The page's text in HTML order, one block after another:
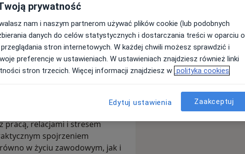
lepiej poznać siebie. Chcą
tego, co w nich żywe.
autentyczny kontakt oraz
w procesie odkrywania siebie.
Czasem potrzeba tylko
biznesowym
pracą, relacjami i stresem
spojrzeniem
w życiu zawodowym, jak i
prywatność
nam i naszym partnerom używać plików cookie (lub podobnych
danych do celów statystycznych i dostarczania treści w oparciu o
stron internetowych. W każdej chwili możesz sprawdzić i
preferencje w ustawieniach. W ustawieniach znajdziesz również linki
stron trzecich. Więcej informacji znajdziesz w polityka cookies
Edytuj ustawienia Zaakceptuj